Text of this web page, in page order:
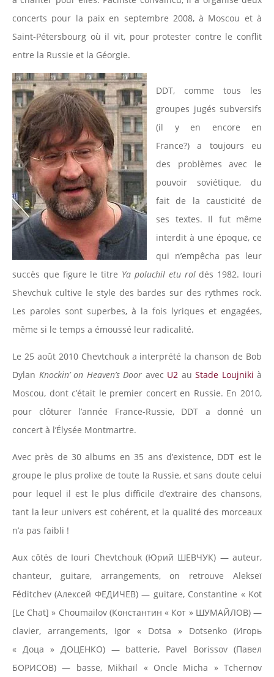
concerts pour la paix en septembre 2008, à Moscou et à
Saint-Pétersbourg où il vit, pour protester contre le conflit
entre la Russie et la Géorgie.
DDT, comme tous les
groupes jugés subversifs
(il y en encore en
France?) a toujours eu
des problèmes avec le
pouvoir soviétique, du
fait de la causticité de
ses textes. Il fut même
interdit à une époque, ce
qui n’empêcha pas leur
succès que figure le titre Ya poluchil etu roldés 1982. Iouri
Shevchuk cultive le style des bardes sur des rythmes rock.
Les paroles sont superbes, à la fois lyriques et engagées,
même si le temps a émoussé leur radicalité.
Le 25 août 2010 Chevtchouk a interprété la chanson de Bob
Dylan Knockin’ on Heaven’s Door avec U2 au Stade Loujniki à
Moscou, dont c’était le premier concert en Russie. En 2010,
pour clôturer l’année France-Russie, DDT a donné un
concert à l’Élysée Montmartre.
Avec près de 30 albums en 35 ans d’existence, DDT est le
groupe le plus prolixe de toute la Russie, et sans doute celui
pour lequel il est le plus difficile d’extraire des chansons,
tant la leur univers est cohérent, et la qualité des morceaux
n’a pas faibli !
Aux côtés de Iouri Chevtchouk (Юрий ШЕВЧУК) — auteur,
chanteur, guitare, arrangements, on retrouve Alekseï
Féditchev (Алексей ФЕДИЧЕВ) — guitare, Constantine « Kot
[Le Chat] » Choumaïlov (Константин « Кот » ШУМАЙЛОВ) —
clavier, arrangements, Igor « Dotsa » Dotsenko (Игорь
« Доца » ДОЦЕНКО) — batterie, Pavel Borissov (Павел
БОРИСОВ) — basse, Mikhaïl « Oncle Micha » Tchernov